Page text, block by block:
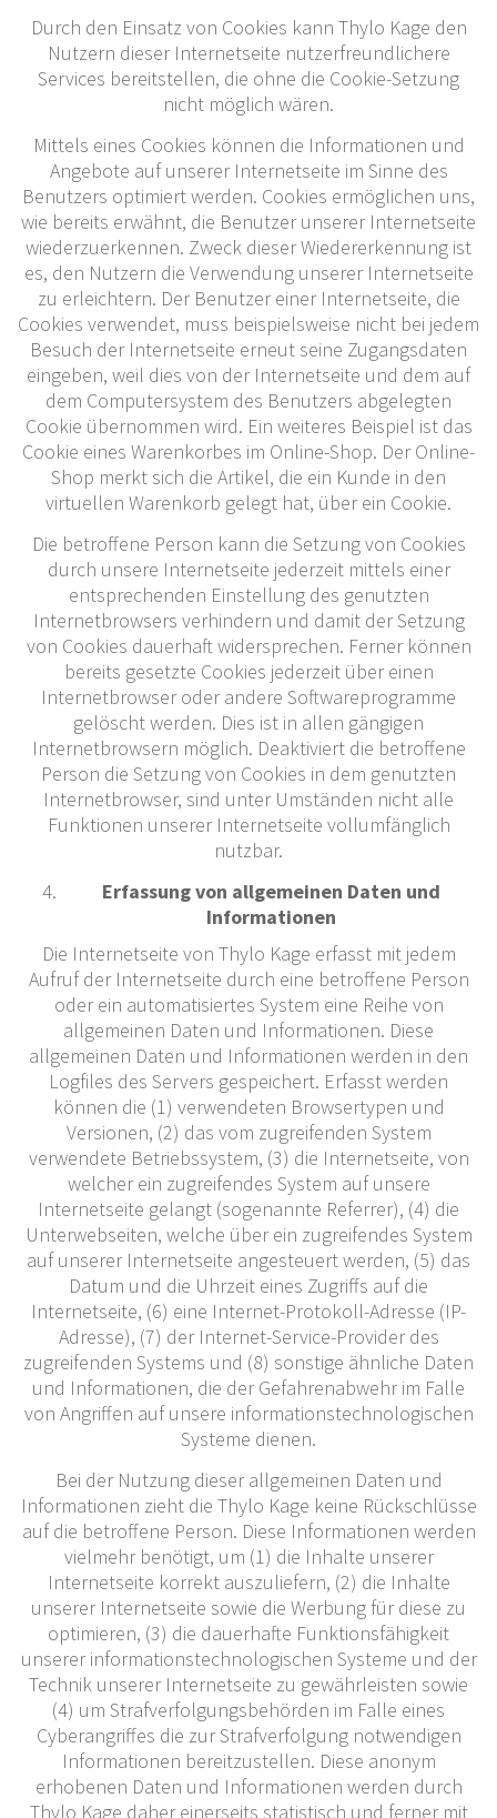
Durch den Einsatz von Cookies kann Thylo Kage den
Nutzern dieser Internetseite nutzerfreundlichere
Services bereitstellen, die ohne die Cookie-Setzung
nicht möglich wären.
Mittels eines Cookies können die Informationen und
Angebote auf unserer Internetseite im Sinne des
Benutzers optimiert werden. Cookies ermöglichen uns,
wie bereits erwähnt, die Benutzer unserer Internetseite
wiederzuerkennen. Zweck dieser Wiedererkennung ist
es, den Nutzern die Verwendung unserer Internetseite
zu erleichtern. Der Benutzer einer Internetseite, die
Cookies verwendet, muss beispielsweise nicht bei jedem
Besuch der Internetseite erneut seine Zugangsdaten
eingeben, weil dies von der Internetseite und dem auf
dem Computersystem des Benutzers abgelegten
Cookie übernommen wird. Ein weiteres Beispiel ist das
Cookie eines Warenkorbes im Online-Shop. Der Online-
Shop merkt sich die Artikel, die ein Kunde in den
virtuellen Warenkorb gelegt hat, über ein Cookie.
Die betroffene Person kann die Setzung von Cookies
durch unsere Internetseite jederzeit mittels einer
entsprechenden Einstellung des genutzten
Internetbrowsers verhindern und damit der Setzung
von Cookies dauerhaft widersprechen. Ferner können
bereits gesetzte Cookies jederzeit über einen
Internetbrowser oder andere Softwareprogramme
gelöscht werden. Dies ist in allen gängigen
Internetbrowsern möglich. Deaktiviert die betroffene
Person die Setzung von Cookies in dem genutzten
Internetbrowser, sind unter Umständen nicht alle
Funktionen unserer Internetseite vollumfänglich
nutzbar.
Erfassung von allgemeinen Daten und
Informationen
Die Internetseite von Thylo Kage erfasst mit jedem
Aufruf der Internetseite durch eine betroffene Person
oder ein automatisiertes System eine Reihe von
allgemeinen Daten und Informationen. Diese
allgemeinen Daten und Informationen werden in den
Logfiles des Servers gespeichert. Erfasst werden
können die (1) verwendeten Browsertypen und
Versionen, (2) das vom zugreifenden System
verwendete Betriebssystem, (3) die Internetseite, von
welcher ein zugreifendes System auf unsere
Internetseite gelangt (sogenannte Referrer), (4) die
Unterwebseiten, welche über ein zugreifendes System
auf unserer Internetseite angesteuert werden, (5) das
Datum und die Uhrzeit eines Zugriffs auf die
Internetseite, (6) eine Internet-Protokoll-Adresse (IP-
Adresse), (7) der Internet-Service-Provider des
zugreifenden Systems und (8) sonstige ähnliche Daten
und Informationen, die der Gefahrenabwehr im Falle
von Angriffen auf unsere informationstechnologischen
Systeme dienen.
Bei der Nutzung dieser allgemeinen Daten und
Informationen zieht die Thylo Kage keine Rückschlüsse
auf die betroffene Person. Diese Informationen werden
vielmehr benötigt, um (1) die Inhalte unserer
Internetseite korrekt auszuliefern, (2) die Inhalte
unserer Internetseite sowie die Werbung für diese zu
optimieren, (3) die dauerhafte Funktionsfähigkeit
unserer informationstechnologischen Systeme und der
Technik unserer Internetseite zu gewährleisten sowie
(4) um Strafverfolgungsbehörden im Falle eines
Cyberangriffes die zur Strafverfolgung notwendigen
Informationen bereitzustellen. Diese anonym
erhobenen Daten und Informationen werden durch
Thylo Kage daher einerseits statistisch und ferner mit